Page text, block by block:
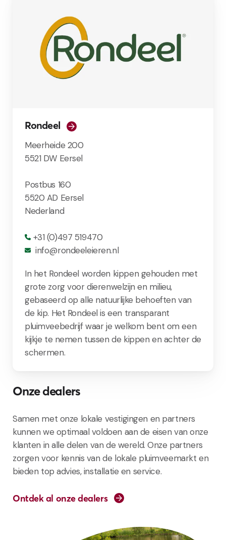
Rondeel
Meerheide 200
5521 DW Eersel
Postbus 160
5520 AD Eersel
Nederland
+31 (0)497 519470
info@rondeeleieren.nl
In het Rondeel worden kippen gehouden met
grote zorg voor dierenwelzijn en milieu,
gebaseerd op alle natuurlijke behoeften van
de kip. Het Rondeel is een transparant
pluimveebedrijf waar je welkom bent om een
kijkje te nemen tussen de kippen en achter de
schermen.
Onze dealers
Samen met onze lokale vestigingen en partners
kunnen we optimaal voldoen aan de eisen van onze
klanten in alle delen van de wereld. Onze partners
zorgen voor kennis van de lokale pluimveemarkt en
bieden top advies, installatie en service.
Ontdek al onze dealers